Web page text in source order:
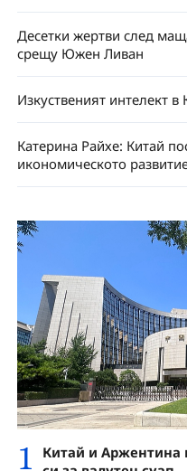
Десетки жертви след
срещу Южен Ливан
Изкуственият интелект в
Катерина Райхе: Китай
икономическото
1
Китай и Аржентина